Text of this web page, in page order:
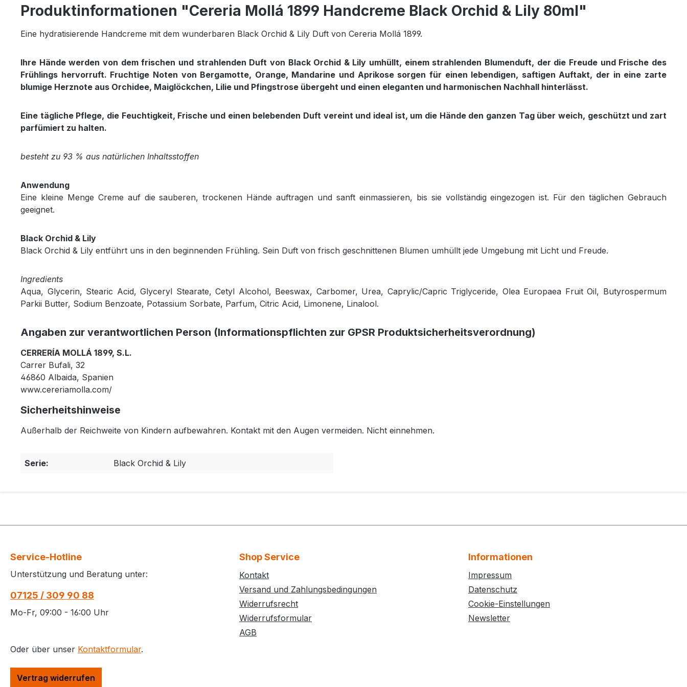
Produktinformationen "Cereria Mollá 1899 Handcreme Black Orchid & Lily 80ml"
Eine hydratisierende Handcreme mit dem wunderbaren Black Orchid & Lily Duft von Cereria Mollá 1899.
Ihre Hände werden von dem frischen und strahlenden Duft von Black Orchid & Lily umhüllt, einem strahlenden Blumenduft, der die Freude und Frische des
Frühlings hervorruft. Fruchtige Noten von Bergamotte, Orange, Mandarine und Aprikose sorgen für einen lebendigen, saftigen Auftakt, der in eine zarte
blumige Herznote aus Orchidee, Maiglöckchen, Lilie und Pfingstrose übergeht und einen eleganten und harmonischen Nachhall hinterlässt.
Eine tägliche Pflege, die Feuchtigkeit, Frische und einen belebenden Duft vereint und ideal ist, um die Hände den ganzen Tag über weich, geschützt und zart
parfümiert zu halten.
besteht zu 93 % aus natürlichen Inhaltsstoffen
Anwendung
Eine kleine Menge Creme auf die sauberen, trockenen Hände auftragen und sanft einmassieren, bis sie vollständig eingezogen ist. Für den täglichen Gebrauch
geeignet.
Black Orchid & Lily
Black Orchid & Lily entführt uns in den beginnenden Frühling. Sein Duft von frisch geschnittenen Blumen umhüllt jede Umgebung mit Licht und Freude.
Ingredients
Aqua, Glycerin, Stearic Acid, Glyceryl Stearate, Cetyl Alcohol, Beeswax, Carbomer, Urea, Caprylic/Capric Triglyceride, Olea Europaea Fruit Oil, Butyrospermum
Parkii Butter, Sodium Benzoate, Potassium Sorbate, Parfum, Citric Acid, Limonene, Linalool.
Angaben zur verantwortlichen Person (Informationspflichten zur GPSR Produktsicherheitsverordnung)
CERRERÍA MOLLÁ 1899, S.L.
Carrer Bufali, 32
46860 Albaida, Spanien
www.cereriamolla.com/
Sicherheitshinweise
Außerhalb der Reichweite von Kindern aufbewahren. Kontakt mit den Augen vermeiden. Nicht einnehmen.
Serie: Black Orchid & Lily
Service-Hotline
Unterstützung und Beratung unter:
07125 / 309 90 88
Mo-Fr, 09:00 - 16:00 Uhr
Oder über unser Kontaktformular.
Vertrag widerrufen
Shop Service
Kontakt
Versand und Zahlungsbedingungen
Widerrufsrecht
Widerrufsformular
AGB
Informationen
Impressum
Datenschutz
Cookie-Einstellungen
Newsletter